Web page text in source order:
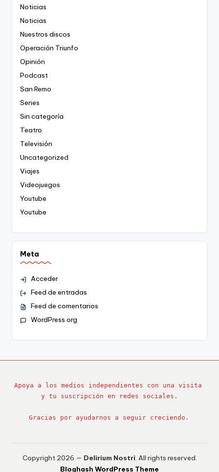
Noticias
Noticias
Nuestros discos
Operación Triunfo
Opinión
Podcast
San Remo
Series
Sin categoría
Teatro
Televisión
Uncategorized
Viajes
Videojuegos
Youtube
Youtube
Meta
Acceder
Feed de entradas
Feed de comentarios
WordPress.org
Apoya a los medios independientes con una visita
y tu suscripción en redes sociales.
Gracias por ayudarnos a seguir creciendo.
Copyright 2026 — Delirium Nostri. All rights reserved.
Bloghash WordPress Theme